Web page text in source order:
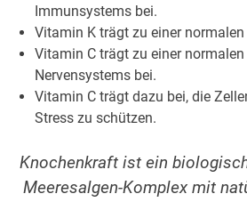
Immunsystems bei.
Vitamin K trägt zu einer
Vitamin C trägt zu einer
Nervensystems bei.
Vitamin C trägt dazu bei, die
Stress zu schützen.
Knochenkraft ist ein
Meeresalgen-Komplex mit